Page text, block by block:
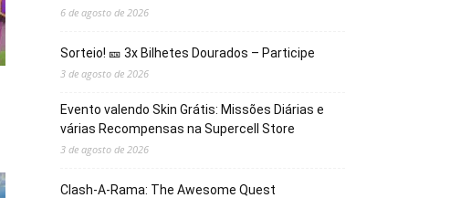
6 de agosto de 2026
Sorteio! 🎫 3x Bilhetes Dourados – Participe
3 de agosto de 2026
Evento valendo Skin Grátis: Missões Diárias e
várias Recompensas na Supercell Store
3 de agosto de 2026
Clash-A-Rama: The Awesome Quest